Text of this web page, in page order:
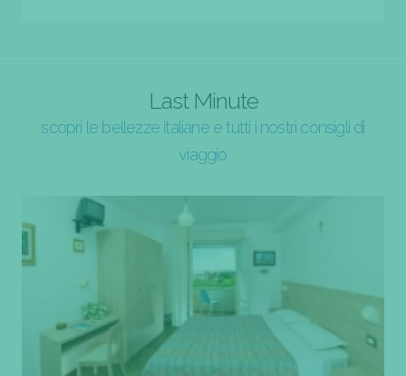
Last Minute
scopri le bellezze italiane e tutti i nostri consigli di
viaggio